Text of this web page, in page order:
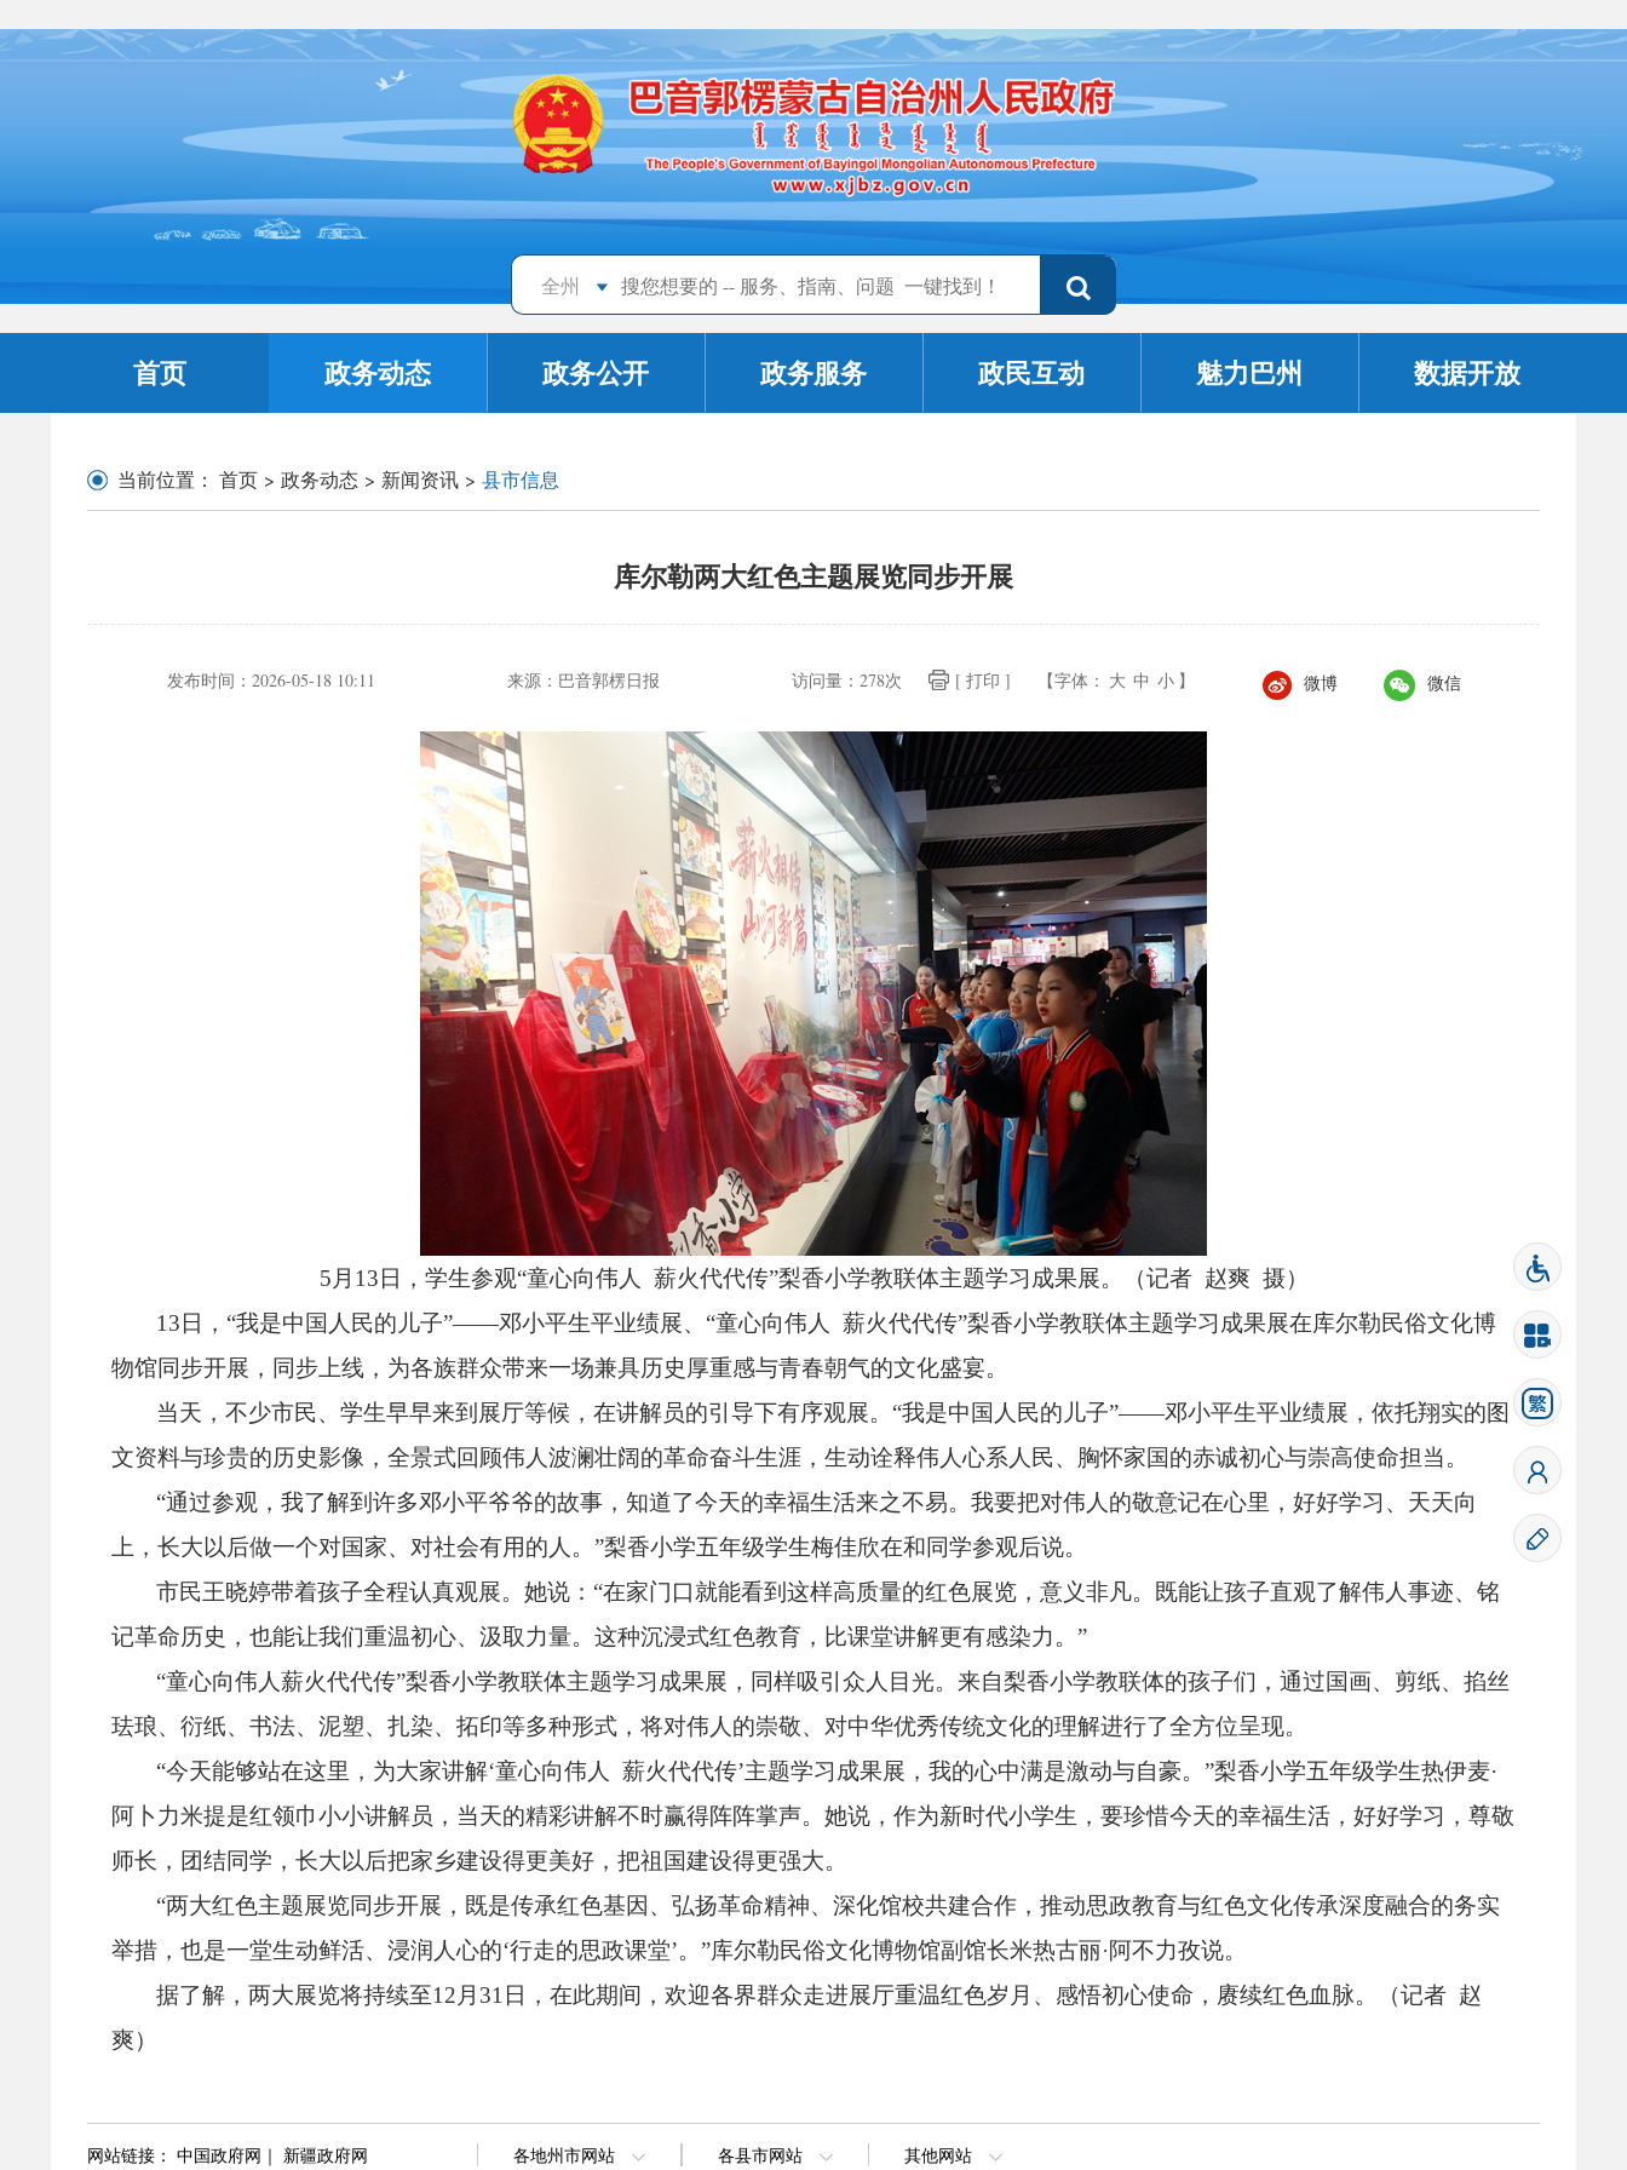
全州
首页 政务动态 政务公开 政务服务 政民互动 魅力巴州 数据开放
当前位置： 首页 > 政务动态 > 新闻资讯 > 县市信息
库尔勒两大红色主题展览同步开展
发布时间： 2026-05-18 10:11 来源： 巴音郭楞日报 访问量： 278次 [ 打印 ] 【字体： 大 中 小 】 微博 微信
5月13日， 学生参观“童心向伟人 薪火代代传”梨香小学教联体主题学习成果展。
（记者 赵爽 摄）
13日， “我是中国人民的儿子”——邓小平生平业绩展、 “童心向伟人 薪火代代传”梨香小学教联体主题学习成果展在库尔勒民俗文化博
物馆同步开展， 同步上线， 为各族群众带来一场兼具历史厚重感与青春朝气的文化盛宴。
当天，不少市民、学生早早来到展厅等候，在讲解员的引导下有序观展。 “我是中国人民的儿子”——邓小平生平业绩展，依托翔实的图
文资料与珍贵的历史影像， 全景式回顾伟人波澜壮阔的革命奋斗生涯， 生动诠释伟人心系人民、 胸怀家国的赤诚初心与崇高使命担当。
“通过参观，我了解到许多邓小平爷爷的故事，知道了今天的幸福生活来之不易。我要把对伟人的敬意记在心里，好好学习、 天天向
上， 长大以后做一个对国家、 对社会有用的人。 ”梨香小学五年级学生梅佳欣在和同学参观后说。
市民王晓婷带着孩子全程认真观展。她说：“在家门口就能看到这样高质量的红色展览，意义非凡。 既能让孩子直观了解伟人事迹、铭
记革命历史， 也能让我们重温初心、 汲取力量。 这种沉浸式红色教育， 比课堂讲解更有感染力。 ”
“童心向伟人薪火代代传”梨香小学教联体主题学习成果展， 同样吸引众人目光。来自梨香小学教联体的孩子们，通过国画、 剪纸、掐丝
珐琅、 衍纸、 书法、 泥塑、 扎染、 拓印等多种形式， 将对伟人的崇敬、 对中华优秀传统文化的理解进行了全方位呈现。
“今天能够站在这里， 为大家讲解‘童心向伟人 薪火代代传’主题学习成果展，我的心中满是激动与自豪。”梨香小学五年级学生热伊麦·
阿卜力米提是红领巾小小讲解员， 当天的精彩讲解不时赢得阵阵掌声。 她说， 作为新时代小学生， 要珍惜今天的幸福生活， 好好学习， 尊敬
师长， 团结同学， 长大以后把家乡建设得更美好， 把祖国建设得更强大。
“两大红色主题展览同步开展， 既是传承红色基因、弘扬革命精神、深化馆校共建合作，推动思政教育与红色文化传承深度融合的务实
举措， 也是一堂生动鲜活、 浸润人心的‘行走的思政课堂’。 ”库尔勒民俗文化博物馆副馆长米热古丽·阿不力孜说。
据了解，两大展览将持续至12月31日，在此期间，欢迎各界群众走进展厅重温红色岁月、 感悟初心使命， 赓续红色血脉。
（记者 赵
爽）
网站链接： 中国政府网 ｜ 新疆政府网 各地州市网站 各县市网站 其他网站